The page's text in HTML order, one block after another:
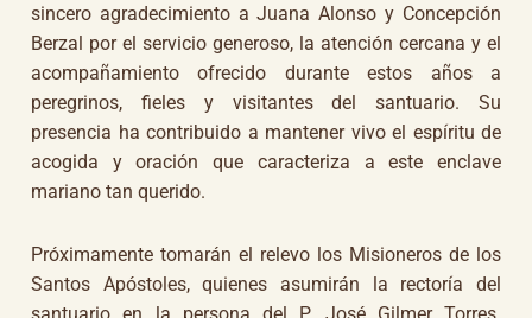
sincero agradecimiento a Juana Alonso y Concepción
Berzal por el servicio generoso, la atención cercana y el
acompañamiento ofrecido durante estos años a
peregrinos, fieles y visitantes del santuario. Su
presencia ha contribuido a mantener vivo el espíritu de
acogida y oración que caracteriza a este enclave
mariano tan querido.
Próximamente tomarán el relevo los Misioneros de los
Santos Apóstoles, quienes asumirán la rectoría del
santuario en la persona del P. José Gilmer Torres.